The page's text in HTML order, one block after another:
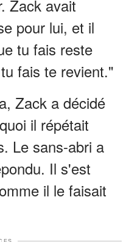
Zack avait
pour lui, et il
tu fais reste
fais te revient."
Zack a décidé
il répétait
Le sans-abri a
Il s'est
il le faisait